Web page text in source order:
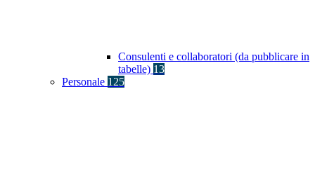
Consulenti e collaboratori (da pubblicare in
tabelle) 13
Personale 125